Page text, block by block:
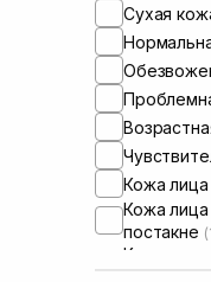
Сухая
Кожа
Кожа
постакне
Кожа лица